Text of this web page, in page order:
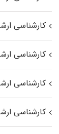
کارشناسی
کارشناسی
کارشناسی
کارشناسی